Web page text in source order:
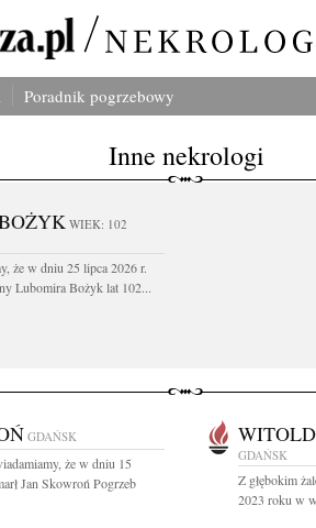
Poradnik pogrzebowy
Inne nekrologi
WIEK: 102
że w dniu 25 lipca 2026 r.
Lubomira Bożyk lat 102...
GDAŃSK
że w dniu 15
Jan Skowroń Pogrzeb
GDAŃSK
Z głębokim
2023 roku w